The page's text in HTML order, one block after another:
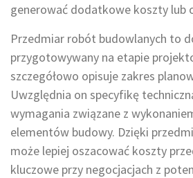
generować dodatkowe koszty lub
Przedmiar robót budowlanych to
przygotowywany na etapie
szczegółowo opisuje zakres
Uwzględnia on specyfikę
wymagania związane z
elementów budowy. Dzięki
może lepiej oszacować koszty
kluczowe przy negocjacjach z